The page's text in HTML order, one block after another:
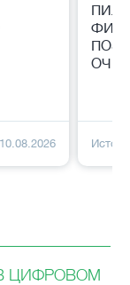
10.08.2026
ЦИФРОВОМ